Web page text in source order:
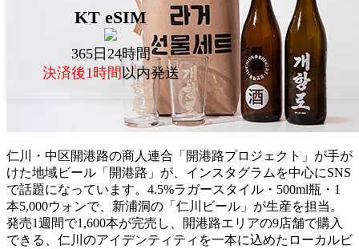
KT eSIM
365日24時間
決済後1時間 以内発送
仁川・中区開港路の商人連合「開港路プロジェクト」が手が
けた地域ビール「開港路」が、インスタグラムを中心にSNS
で話題になっています。4.5%ラガースタイル・500ml瓶・1
本5,000ウォンで、新浦洞の「仁川ビール」が生産を担当。
発売1週間で1,600本が完売し、開港路エリアの9店舗で購入
できる、仁川のアイデンティティを一本に込めたローカルビ